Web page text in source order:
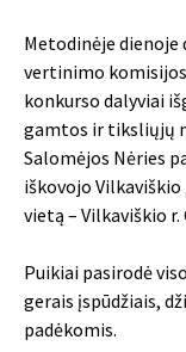
Metodinėje
vertinimo
konkurso dalyviai
gamtos ir tiksliųjų
Salomėjos Nėries
iškovojo
vietą – Vilkaviškio
Puikiai pasirodė
gerais įspūdžiais,
padėkomis.